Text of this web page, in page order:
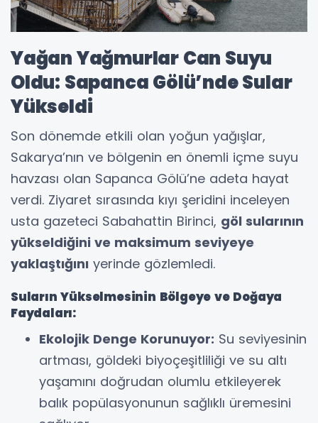
Yağan Yağmurlar Can Suyu
Oldu: Sapanca Gölü’nde Sular
Yükseldi
Son dönemde etkili olan yoğun yağışlar,
Sakarya’nın ve bölgenin en önemli içme suyu
havzası olan Sapanca Gölü’ne adeta hayat
verdi. Ziyaret sırasında kıyı şeridini inceleyen
usta gazeteci Sabahattin Birinci, göl sularının
yükseldiğini ve maksimum seviyeye
yaklaştığını yerinde gözlemledi.
Suların Yükselmesinin Bölgeye ve Doğaya
Faydaları:
Ekolojik Denge Korunuyor: Su seviyesinin
artması, göldeki biyoçeşitliliği ve su altı
yaşamını doğrudan olumlu etkileyerek
balık popülasyonunun sağlıklı üremesini